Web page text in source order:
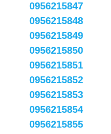
0956215847
0956215848
0956215849
0956215850
0956215851
0956215852
0956215853
0956215854
0956215855